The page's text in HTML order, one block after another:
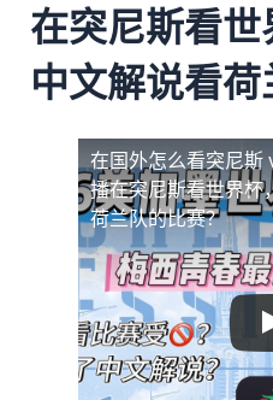
在突尼斯看世
中文解说看荷
在国外怎么看突尼斯
播在突尼斯看世界杯
荷兰队的比赛？